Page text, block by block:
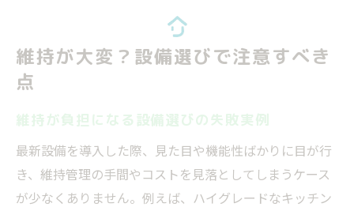
維持が大変？設備選びで注意すべき
点
維持が負担になる設備選びの失敗実例
最新設備を導入した際、見た目や機能性ばかりに目が行
き、維持管理の手間やコストを見落としてしまうケース
が少なくありません。例えば、ハイグレードなキッチン